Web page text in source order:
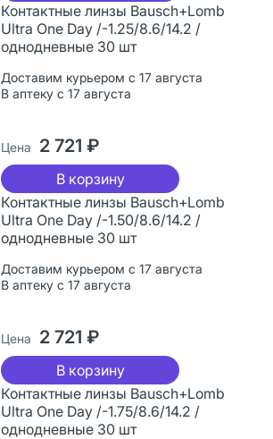
Контактные линзы Bausch+Lomb
Ultra One Day /-1.25/8.6/14.2 /
однодневные 30 шт
Доставим курьером с 17 августа
В аптеку с 17 августа
Цена 2 721 ₽
В корзину
Контактные линзы Bausch+Lomb
Ultra One Day /-1.50/8.6/14.2 /
однодневные 30 шт
Доставим курьером с 17 августа
В аптеку с 17 августа
Цена 2 721 ₽
В корзину
Контактные линзы Bausch+Lomb
Ultra One Day /-1.75/8.6/14.2 /
однодневные 30 шт